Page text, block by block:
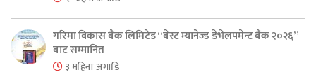
गरिमा विकास बैंक लिमिटेड “बेस्ट म्यानेज्ड डेभेलपमेन्ट बैंक २०२६”
बाट सम्मानित
३ महिना अगाडि